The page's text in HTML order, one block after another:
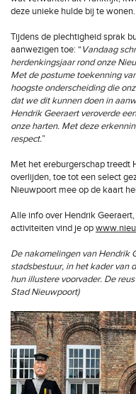
deze unieke hulde bij te wonen.
Tijdens de plechtigheid sprak
aanwezigen toe: “Vandaag
herdenkingsjaar rond onze
Met de postume toekenning
hoogste onderscheiding die
dat we dit kunnen doen in
Hendrik Geeraert veroverde
onze harten. Met deze
respect.”
Met het ereburgerschap treedt
overlijden, toe tot een select
Nieuwpoort mee op de kaart
Alle info over Hendrik
activiteiten vind je op
De nakomelingen van Hendrik
stadsbestuur, in het kader van
hun illustere voorvader. De
Stad Nieuwpoort)